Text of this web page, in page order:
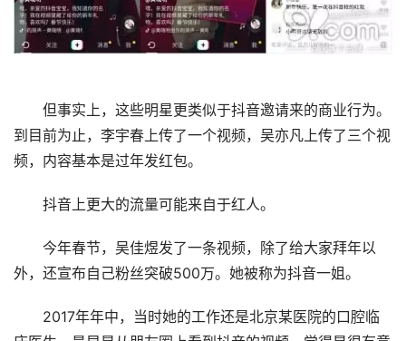
但事实上，这些明星更类似于抖音邀请来的商业行为。
到目前为止，李宇春上传了一个视频，吴亦凡上传了三个视
频，内容基本是过年发红包。
抖音上更大的流量可能来自于红人。
今年春节，吴佳煜发了一条视频，除了给大家拜年以
外，还宣布自己粉丝突破500万。她被称为抖音一姐。
2017年年中，当时她的工作还是北京某医院的口腔临